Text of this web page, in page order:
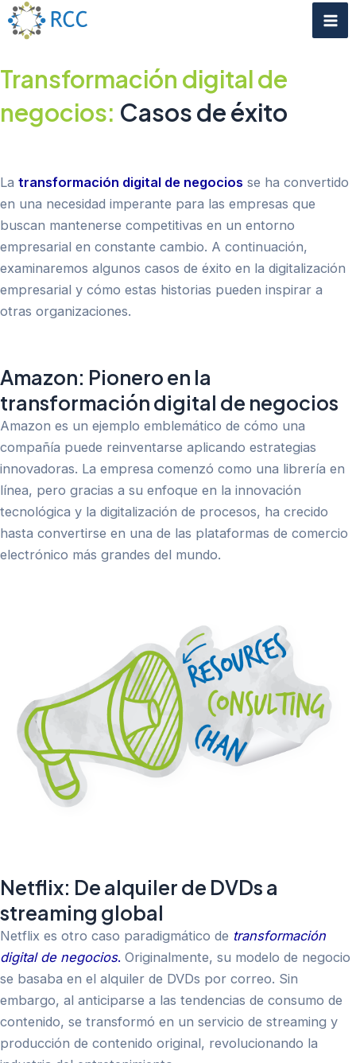
Skip
Transformación digital de
negocios: Casos de éxito
La transformación digital de negocios se ha convertido
en una necesidad imperante para las empresas que
buscan mantenerse competitivas en un entorno
empresarial en constante cambio. A continuación,
examinaremos algunos casos de éxito en la digitalización
empresarial y cómo estas historias pueden inspirar a
otras organizaciones.
Amazon: Pionero en la
transformación digital de negocios
Amazon es un ejemplo emblemático de cómo una
compañía puede reinventarse aplicando estrategias
innovadoras. La empresa comenzó como una librería en
línea, pero gracias a su enfoque en la innovación
tecnológica y la digitalización de procesos, ha crecido
hasta convertirse en una de las plataformas de comercio
electrónico más grandes del mundo.
Netflix: De alquiler de DVDs a
streaming global
Netflix es otro caso paradigmático de transformación
digital de negocios. Originalmente, su modelo de negocio
se basaba en el alquiler de DVDs por correo. Sin
embargo, al anticiparse a las tendencias de consumo de
contenido, se transformó en un servicio de streaming y
producción de contenido original, revolucionando la